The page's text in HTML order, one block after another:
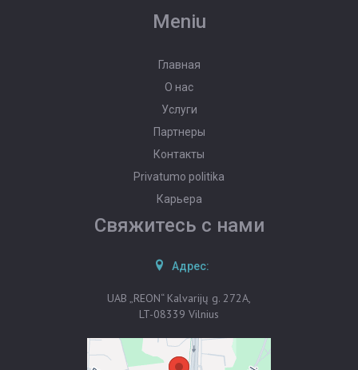
ОЦЕНКА ИМУЩЕСТВА
РАЗМЕСТИТЬ ОБЪЯВЛЕНИЕ
ПЕРЕНУМЕРОВАТЬ ОБЪЯВЛЕНИЯ
Meniu
Главная
О нас
Услуги
Партнеры
Контакты
Privatumo politika
Карьера
Свяжитесь с нами
Адрес:
UAB „REON“ Kalvarijų g. 272A,
LT-08339 Vilnius